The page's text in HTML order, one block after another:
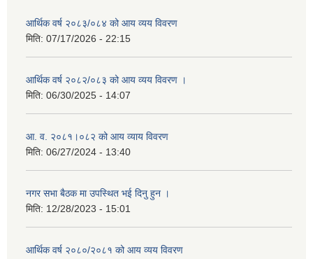
आर्थिक वर्ष २०८३/०८४ को आय व्यय विवरण
मिति: 07/17/2026 - 22:15
आर्थिक वर्ष २०८२/०८३ को आय व्यय विवरण ।
मिति: 06/30/2025 - 14:07
आ. व. २०८१।०८२ को आय व्याय विवरण
मिति: 06/27/2024 - 13:40
नगर सभा बैठक मा उपस्थित भई दिनु हुन ।
मिति: 12/28/2023 - 15:01
आर्थिक वर्ष २०८०/२०८१ को आय व्यय विवरण